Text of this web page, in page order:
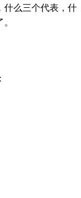
什么三个代表，什